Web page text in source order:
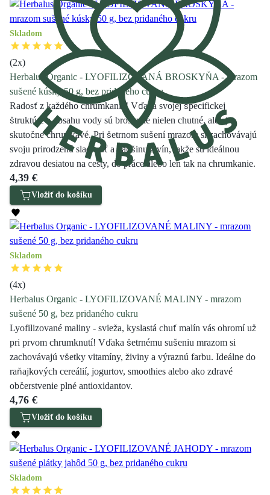
Skladom
(2x)
Herbalus Organic - LYOFILIZOVANÁ BROSKYŇA - mrazom
sušené kúsky 50 g, bez pridaného cukru
Radosť z každého chrumkania! Vďaka svojej špecifickej
štruktúre a obsahu vody sú broskyne nielen chutné, ale aj
skutočne chrumkavé. Pri šetrnom sušení mrazom si zachovávajú
svoju prirodzenú sladkosť a väčšinu živín, takže sú ideálnou
zdravou desiatou na cesty, do práce alebo len tak na chrumkanie.
4,39 €
Vložiť do košíku
Skladom
(4x)
Herbalus Organic - LYOFILIZOVANÉ MALINY - mrazom
sušené 50 g, bez pridaného cukru
Lyofilizované maliny - svieža, kyslastá chuť malín vás ohromí už
pri prvom chrumknutí! Vďaka šetrnému sušeniu mrazom si
zachovávajú všetky vitamíny, živiny a výraznú farbu. Ideálne do
raňajkových cereálií, jogurtov, smoothies alebo ako zdravé
občerstvenie plné antioxidantov.
4,76 €
Vložiť do košíku
Skladom